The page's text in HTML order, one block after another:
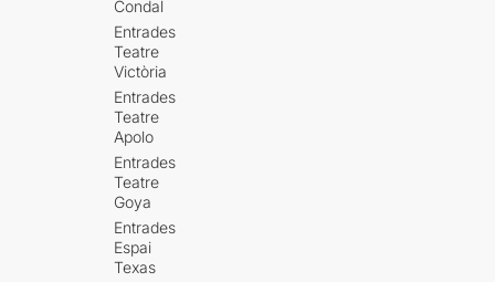
Condal
Entrades
Teatre
Victòria
Entrades
Teatre
Apolo
Entrades
Teatre
Goya
Entrades
Espai
Texas